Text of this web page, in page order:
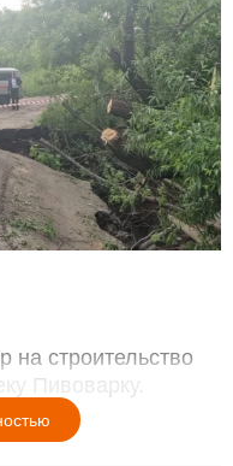
на строительство
Пивоварку.